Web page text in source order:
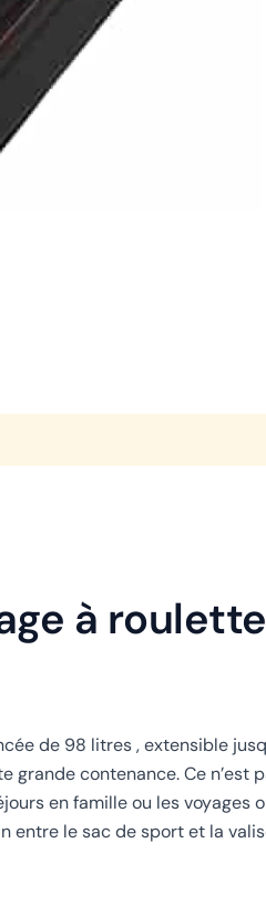
à
de 98 litres , extensible
contenance. Ce n’est
en famille ou les voyages
entre le sac de sport et la